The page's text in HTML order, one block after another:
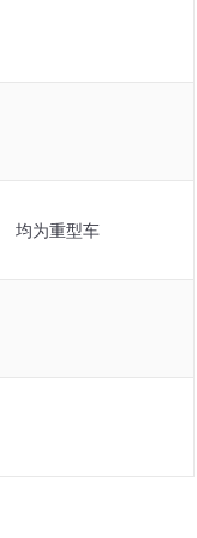
均为重型车